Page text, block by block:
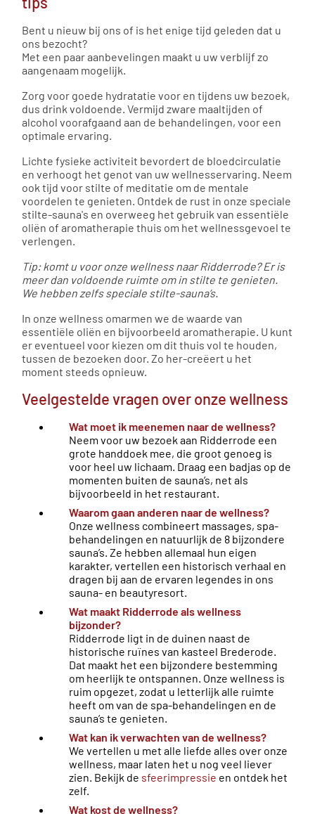
Bent u nieuw bij ons of is het enige tijd geleden dat u
ons bezocht?
Met een paar aanbevelingen maakt u uw verblijf zo
aangenaam mogelijk.
Zorg voor goede hydratatie voor en tijdens uw bezoek,
dus drink voldoende. Vermijd zware maaltijden of
alcohol voorafgaand aan de behandelingen, voor een
optimale ervaring.
Lichte fysieke activiteit bevordert de bloedcirculatie
en verhoogt het genot van uw wellnesservaring. Neem
ook tijd voor stilte of meditatie om de mentale
voordelen te genieten. Ontdek de rust in onze speciale
stilte-sauna's en overweeg het gebruik van essentiële
oliën of aromatherapie thuis om het wellnessgevoel te
verlengen.
Tip: komt u voor onze wellness naar Ridderrode? Er is
meer dan voldoende ruimte om in stilte te genieten.
We hebben zelfs speciale stilte-sauna’s.
In onze wellness omarmen we de waarde van
essentiële oliën en bijvoorbeeld aromatherapie. U kunt
er eventueel voor kiezen om dit thuis vol te houden,
tussen de bezoeken door. Zo her-creëert u het
moment steeds opnieuw.
Veelgestelde vragen over onze wellness
Wat moet ik meenemen naar de wellness?
Neem voor uw bezoek aan Ridderrode een
grote handdoek mee, die groot genoeg is
voor heel uw lichaam. Draag een badjas op de
momenten buiten de sauna’s, net als
bijvoorbeeld in het restaurant.
Waarom gaan anderen naar de wellness?
Onze wellness combineert massages, spa-
behandelingen en natuurlijk de 8 bijzondere
sauna’s. Ze hebben allemaal hun eigen
karakter, vertellen een historisch verhaal en
dragen bij aan de ervaren legendes in ons
sauna- en beautyresort.
Wat maakt Ridderrode als wellness
bijzonder?
Ridderrode ligt in de duinen naast de
historische ruïnes van kasteel Brederode.
Dat maakt het een bijzondere bestemming
om heerlijk te ontspannen. Onze wellness is
ruim opgezet, zodat u letterlijk alle ruimte
heeft om van de spa-behandelingen en de
sauna’s te genieten.
Wat kan ik verwachten van de wellness?
We vertellen u met alle liefde alles over onze
wellness, maar laten het u nog veel liever
zien. Bekijk de sfeerimpressie en ontdek het
zelf.
Wat kost de wellness?